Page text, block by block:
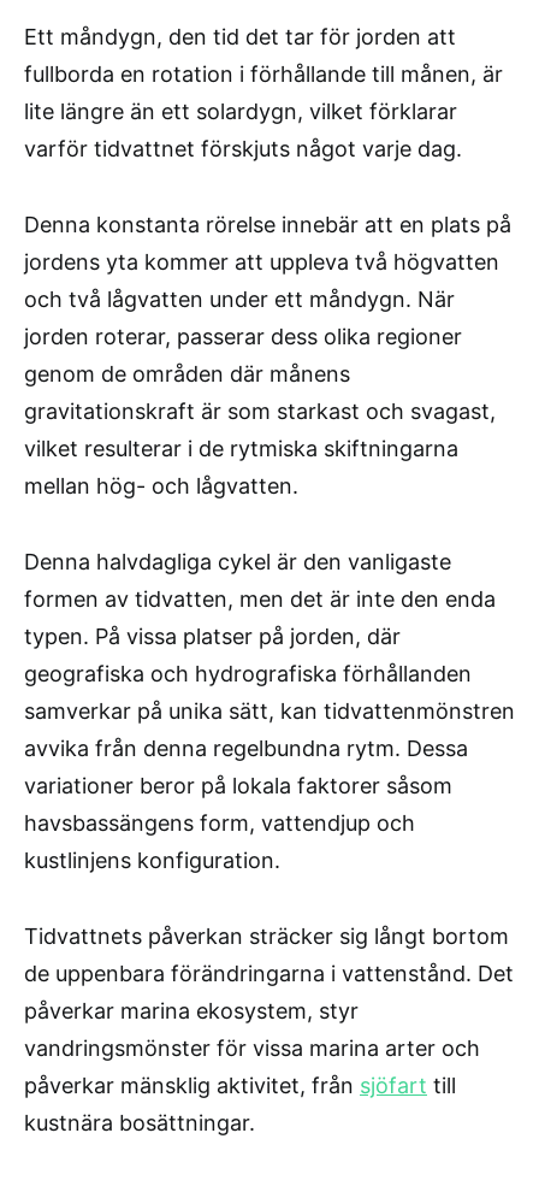
Ett måndygn, den tid det tar för jorden att
fullborda en rotation i förhållande till månen, är
lite längre än ett solardygn, vilket förklarar
varför tidvattnet förskjuts något varje dag.
Denna konstanta rörelse innebär att en plats på
jordens yta kommer att uppleva två högvatten
och två lågvatten under ett måndygn. När
jorden roterar, passerar dess olika regioner
genom de områden där månens
gravitationskraft är som starkast och svagast,
vilket resulterar i de rytmiska skiftningarna
mellan hög- och lågvatten.
Denna halvdagliga cykel är den vanligaste
formen av tidvatten, men det är inte den enda
typen. På vissa platser på jorden, där
geografiska och hydrografiska förhållanden
samverkar på unika sätt, kan tidvattenmönstren
avvika från denna regelbundna rytm. Dessa
variationer beror på lokala faktorer såsom
havsbassängens form, vattendjup och
kustlinjens konfiguration.
Tidvattnets påverkan sträcker sig långt bortom
de uppenbara förändringarna i vattenstånd. Det
påverkar marina ekosystem, styr
vandringsmönster för vissa marina arter och
påverkar mänsklig aktivitet, från sjöfart till
kustnära bosättningar.